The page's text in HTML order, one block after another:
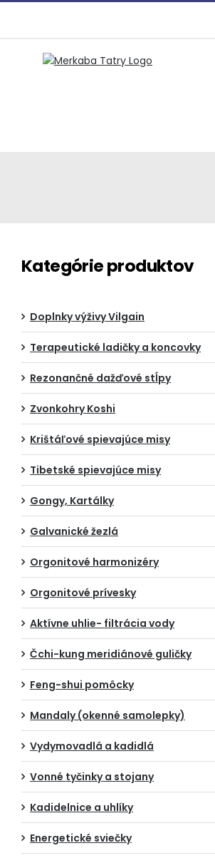
Kategórie produktov
Doplnky výživy Vilgain
Terapeutické ladičky a koncovky
Rezonančné dažďové stĺpy
Zvonkohry Koshi
Krištáľové spievajúce misy
Tibetské spievajúce misy
Gongy, Kartálky
Galvanické žezlá
Orgonitové harmonizéry
Orgonitové prívesky
Aktívne uhlie- filtrácia vody
Čchi-kung meridiánové guličky
Feng-shui pomôcky
Mandaly (okenné samolepky)
Vydymovadlá a kadidlá
Vonné tyčinky a stojany
Kadidelnice a uhlíky
Energetické sviečky